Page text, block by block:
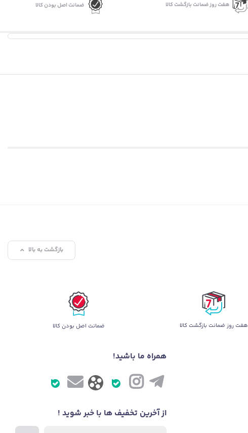
هفت روز ضمانت بازگشت کالا ضمانت اصل بودن کالا
بازگشت به بالا
هفت روز ضمانت بازگشت کالا ضمانت اصل بودن کالا
همراه ما باشید!
از آخرین تخفیف ها با خبر شوید !